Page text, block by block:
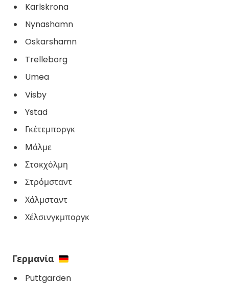
Karlskrona
Nynashamn
Oskarshamn
Trelleborg
Umea
Visby
Ystad
Γκέτεμποργκ
Μάλμε
Στοκχόλμη
Στρόμσταντ
Χάλμσταντ
Χέλσινγκμποργκ
Γερμανία
Puttgarden